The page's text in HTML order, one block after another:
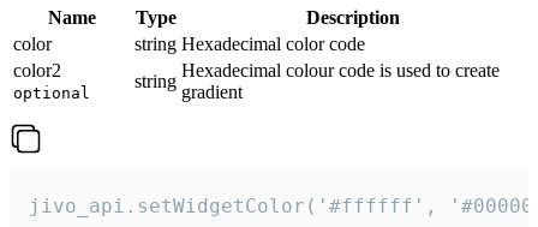
Name Type
Description
color
string Hexadecimal color code
color2
optional
string
Hexadecimal colour code is used to create
gradient
jivo_api.setWidgetColor('#ffffff',